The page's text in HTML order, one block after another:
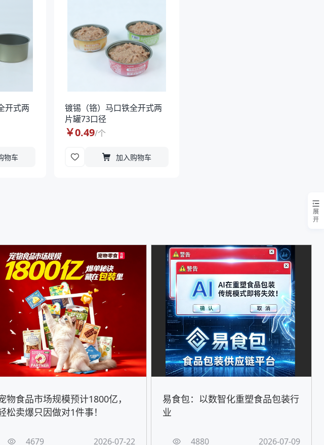
开式两
物车
镀锡（铬）马口铁全开式两
片罐73口径
￥0.49/个
加入购物车
物食品市场规模预计1800亿，
松卖爆只因做对1件事！
4679 2026-07-22
易食包：以数智化重塑食品包装行
业
4880 2026-07-09
展
开